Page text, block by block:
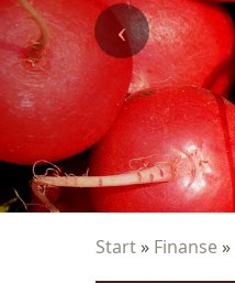
Start » Finanse »